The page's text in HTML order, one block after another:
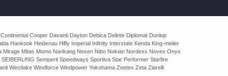
Cooper Davanti Dayton Debica Delinte Diplomat Dunlop
Hankook Heidenau Hifly Imperial Infinity Interstate Kenda King-meiler
Mitas Momo Nankang Nexen Nitto Nokian Nordexx Novex Onyx
Semperit Speedways Sportiva Star Performer Starfire
Westlake Windforce Windpower Yokohama Zeetex Zeta Ziarelli